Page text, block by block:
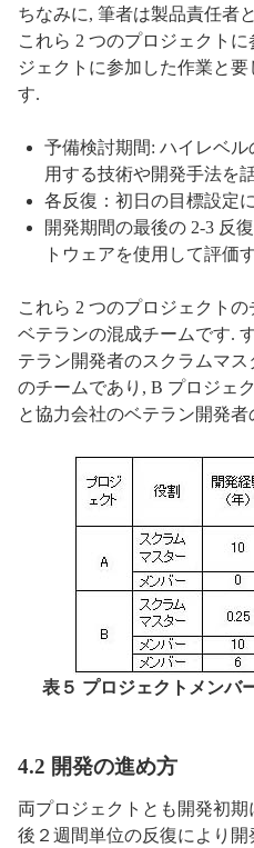
ちなみに, 筆者は製品責任者
これら 2 つのプロジェクト
ジェクトに参加した作業と
す.
予備検討期間: ハイレベ
用する技術や開発手法を
各反復：初日の目標設定
開発期間の最後の 2-3 反
トウェアを使用して評価
これら 2 つのプロジェクト
ベテランの混成チームです.
テラン開発者のスクラムマ
のチームであり, B プロジェ
と協力会社のベテラン開発
表５ プロジェクトメンバ
4.2 開発の進め方
両プロジェクトとも開発初
後２週間単位の反復により開